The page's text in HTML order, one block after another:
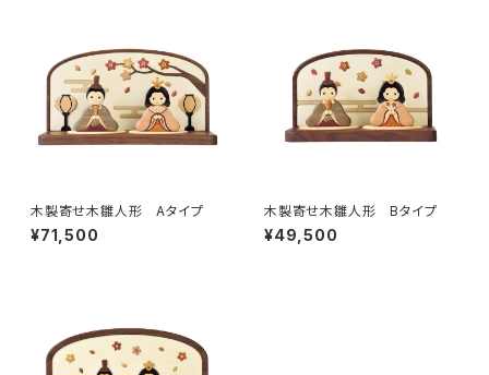
木製寄せ木雛人形 Aタイプ
¥71,500
木製寄せ木雛人形 Bタイプ
¥49,500